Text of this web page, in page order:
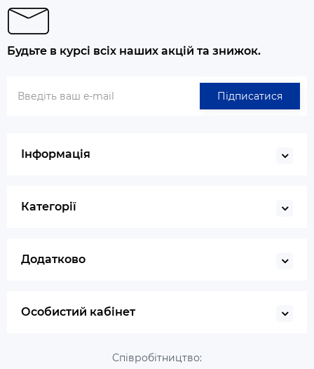
Будьте в курсі всіх наших акцій та знижок.
Підписатися
Інформація
Категорії
Додатково
Особистий кабінет
Співробітництво: